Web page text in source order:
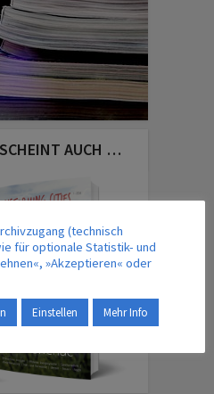
AUCH …
(technisch
für optionale Statistik- und
»Akzeptieren« oder
Einstellen Mehr Info